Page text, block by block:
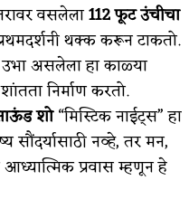
वसलेला112फूट उंचीचा
थक्क करून टाकतो.
उभा असलेला हा काळ्या
निर्माण करतो.
शो“मिस्टिक नाईट्स” हा
नव्हे, तर मन,
प्रवास म्हणून हे